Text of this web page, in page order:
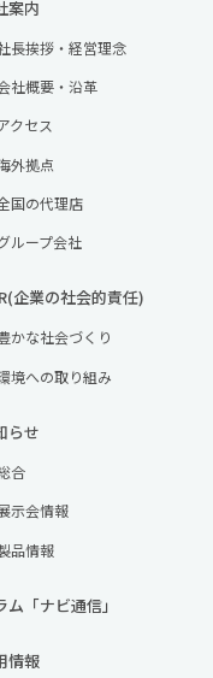
案内
長挨拶・経営理念
社概要・沿革
クセス
外拠点
国の代理店
ループ会社
企業の社会的責任)
かな社会づくり
境への取り組み
らせ
合
示会情報
品情報
ム「ナビ通信」
情報